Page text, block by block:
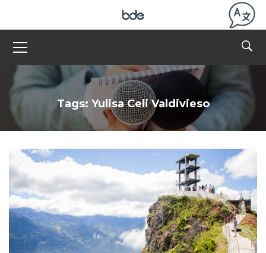
Tags: Yulisa Celi Valdivieso